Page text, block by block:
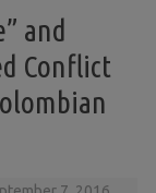
and
Conflict